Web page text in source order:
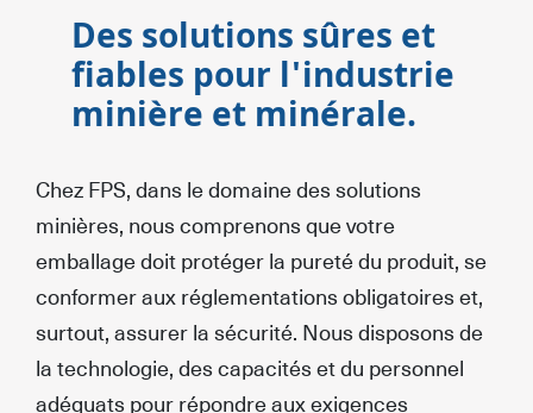
Des solutions sûres et
fiables pour l'industrie
minière et minérale.
Chez FPS, dans le domaine des solutions
minières, nous comprenons que votre
emballage doit protéger la pureté du produit, se
conformer aux réglementations obligatoires et,
surtout, assurer la sécurité. Nous disposons de
la technologie, des capacités et du personnel
adéquats pour répondre aux exigences